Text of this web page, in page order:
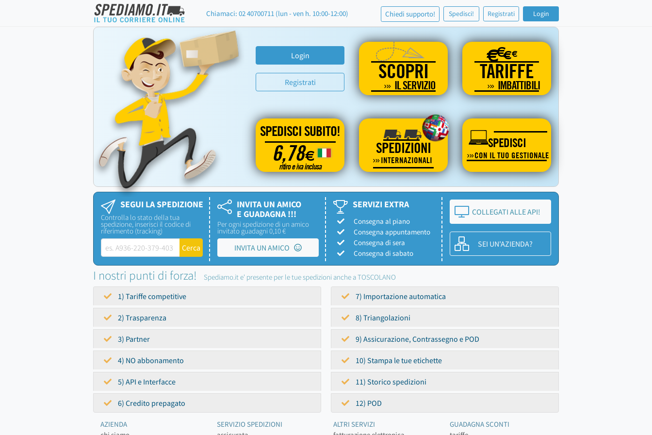
Chiamaci: 02 40700711 (lun - ven h. 10:00-12:00) Chiedi supporto! Spedisci! Registrati Login
Login
Registrati SCOPRI
IL SERVIZIO
€€€€
TARIFFE
IMBATTIBILI
SPEDISCI SUBITO!
6,78€
ritiro e iva inclusa
SPEDIZIONI
INTERNAZIONALI
SPEDISCI
CON IL TUO GESTIONALE
SEGUI LA SPEDIZIONE
Controlla lo stato della tua
spedizione, inserisci il codice di
riferimento (tracking)
INVITA UN AMICO
E GUADAGNA !!!
Per ogni spedizione di un amico
invitato guadagni 0,10 €
INVITA UN AMICO
SERVIZI EXTRA
Consegna al piano
Consegna appuntamento
Consegna di sera
Consegna di sabato
COLLEGATI ALLE API!
SEI UN'AZIENDA?
I nostri punti di forza! Spediamo.it e' presente per le tue spedizioni anche a TOSCOLANO
1) Tariffe competitive
2) Trasparenza
3) Partner
4) NO abbonamento
5) API e Interfacce
6) Credito prepagato
7) Importazione automatica
8) Triangolazioni
9) Assicurazione, Contrassegno e POD
10) Stampa le tue etichette
11) Storico spedizioni
12) POD
AZIENDA
SERVIZIO SPEDIZIONI
ALTRI SERVIZI
GUADAGNA SCONTI